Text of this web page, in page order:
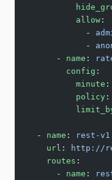
          allow
:
            -
            -
      -
name :
        config
:
          minute
:
          policy
:
  -
name :
rest-v1
    url
:
http://
    routes
:
      -
name :